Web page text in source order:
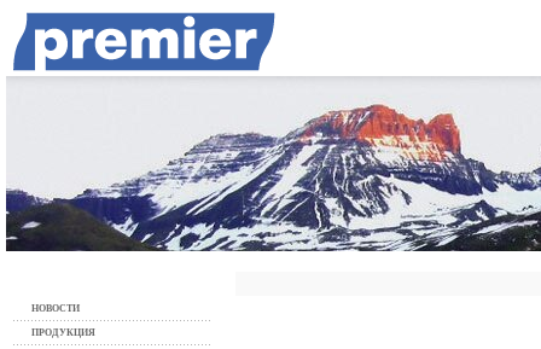
НОВОСТИ
ПРОДУКЦИЯ